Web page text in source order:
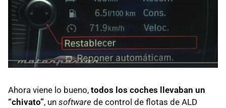
Ahora viene lo bueno, todos los coches llevaban un
“chivato”, un software de control de flotas de ALD